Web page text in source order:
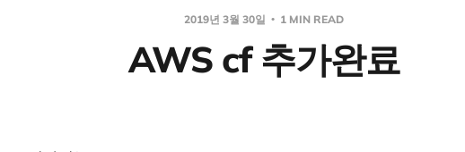
2019년 3월 30일 1 MIN READ
AWS cf 추가완료